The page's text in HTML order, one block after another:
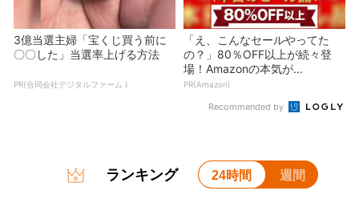
3億当選主婦「宝くじ買う前に
〇〇した」当選率上げる方法
PR(合同会社デジタルファーム )
「え、こんなセールやってた
の？」80％OFF以上が続々登
場！Amazonの本気が...
PR(Amazon)
Recommended by
ランキング 24時間 週間